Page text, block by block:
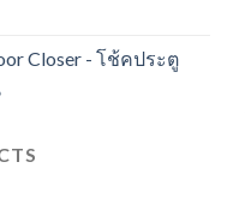
Closer - โช้คประตู